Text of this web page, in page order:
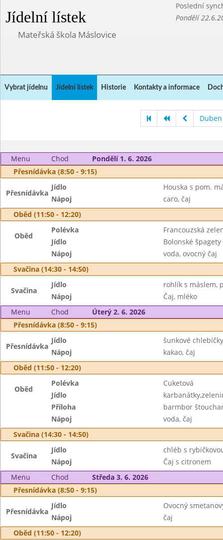
Jídelní lístek
Poslední
Pondělí
Mateřská škola Máslovice
Vybrat jídelnu Jídelní lístek Historie Kontakty a informace
Menu Chod
Pondělí 1. 6. 2026
Přesnídávka (8:50 - 9:15)
Přesnídávka
Jídlo
Houska s pom.
Nápoj
caro, čaj
Oběd (11:50 - 12:20)
Oběd
Polévka
Francouzská
Jídlo
Bolonské špagety
Nápoj
voda, ovocný čaj
Svačina (14:30 - 14:50)
Svačina
Jídlo
rohlík s máslem,
Nápoj
Čaj, mléko
Menu
Chod
Úterý 2. 6. 2026
Přesnídávka (8:50 - 9:15)
Přesnídávka
Jídlo
šunkové
Nápoj
kakao, čaj
Oběd (11:50 - 12:20)
Oběd
Polévka
Cuketová
Jídlo
Příloha
barmbor
Nápoj
voda, čaj
Svačina (14:30 - 14:50)
Svačina
Jídlo
chléb s
Nápoj
Čaj s citronem
Menu
Chod
Středa 3. 6. 2026
Přesnídávka (8:50 - 9:15)
Přesnídávka
Jídlo
Ovocný
Nápoj
čaj
Oběd (11:50 - 12:20)